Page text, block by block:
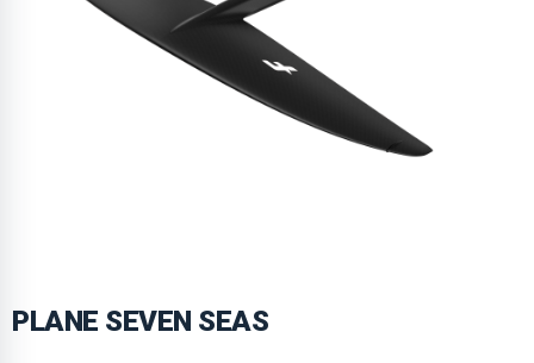
PLANE SEVEN SEAS